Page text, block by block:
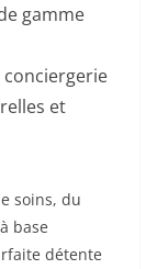
gamme
conciergerie
et
soins, du
base
détente